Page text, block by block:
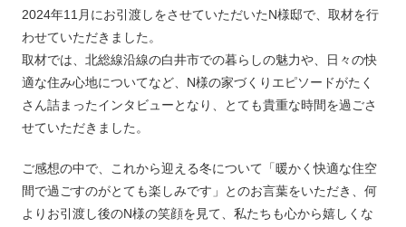
2024年11月にお引渡しをさせていただいたN様邸で、取材を行
わせていただきました。
取材では、北総線沿線の白井市での暮らしの魅力や、日々の快
適な住み心地についてなど、N様の家づくりエピソードがたく
さん詰まったインタビューとなり、とても貴重な時間を過ごさ
せていただきました。
ご感想の中で、これから迎える冬について「暖かく快適な住空
間で過ごすのがとても楽しみです」とのお言葉をいただき、何
よりお引渡し後のN様の笑顔を見て、私たちも心から嬉しくな